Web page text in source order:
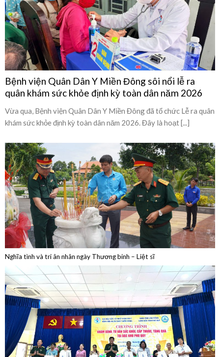
Bệnh viện Quân Dân Y Miền Đông sôi nổi lễ ra
quân khám sức khỏe định kỳ toàn dân năm 2026
Vừa qua, Bệnh viện Quân Dân Y Miền Đông đã tổ chức Lễ ra quân
khám sức khỏe định kỳ toàn dân năm 2026. Đây là hoạt [...]
Nghĩa tình và tri ân nhân ngày Thương binh – Liệt sĩ
Hành trình mang nhân ái đến với đảo xa – Thắm đượm nghĩa tình Quân
Dân